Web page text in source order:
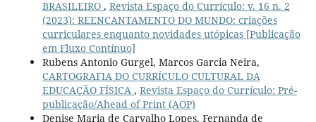
BRASILEIRO , Revista Espaço do Currículo: v. 16 n. 2
(2023): REENCANTAMENTO DO MUNDO: criações
curriculares enquanto novidades utópicas [Publicação
em Fluxo Contínuo]
Rubens Antonio Gurgel, Marcos Garcia Neira,
CARTOGRAFIA DO CURRÍCULO CULTURAL DA
EDUCAÇÃO FÍSICA , Revista Espaço do Currículo: Pré-
publicação/Ahead of Print (AOP)
Denise Maria de Carvalho Lopes, Fernanda de